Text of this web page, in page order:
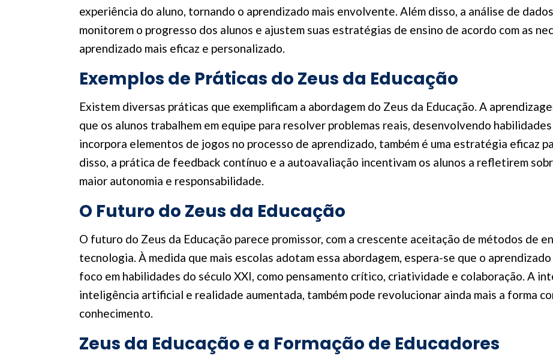
experiência do aluno, tornando o aprendizado mais envolvente. Além disso, a análise de
monitorem o progresso dos alunos e ajustem suas estratégias de ensino de acordo com as
aprendizado mais eficaz e personalizado.
Exemplos de Práticas do Zeus da Educação
Existem diversas práticas que exemplificam a abordagem do Zeus da Educação. A
que os alunos trabalhem em equipe para resolver problemas reais, desenvolvendo
incorpora elementos de jogos no processo de aprendizado, também é uma estratégia eficaz
disso, a prática de feedback contínuo e a autoavaliação incentivam os alunos a refletirem
maior autonomia e responsabilidade.
O Futuro do Zeus da Educação
O futuro do Zeus da Educação parece promissor, com a crescente aceitação de métodos de
tecnologia. À medida que mais escolas adotam essa abordagem, espera-se que o
foco em habilidades do século XXI, como pensamento crítico, criatividade e colaboração. A
inteligência artificial e realidade aumentada, também pode revolucionar ainda mais a forma
conhecimento.
Zeus da Educação e a Formação de Educadores